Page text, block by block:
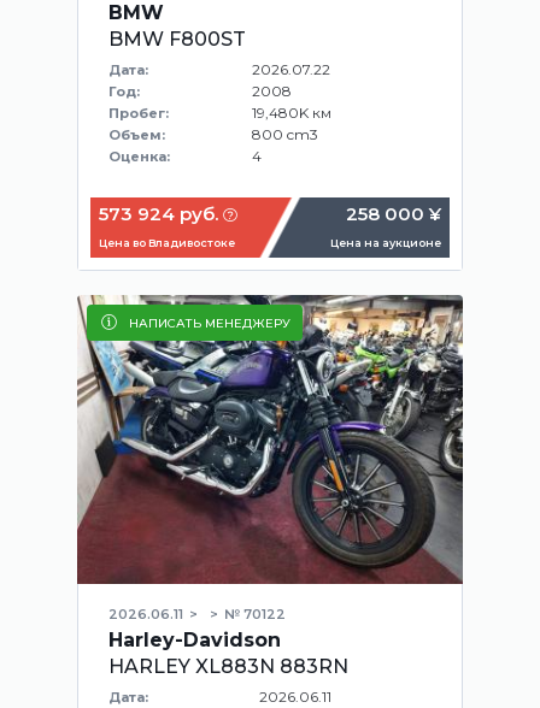
BMW
BMW F800ST
Дата: 2026.07.22
Год: 2008
Пробег: 19,480K км
Объем: 800 cm3
Оценка: 4
573 924 руб.
Цена во Владивостоке
258 000 ¥
Цена на аукционе
НАПИСАТЬ МЕНЕДЖЕРУ
2026.06.11 № 70122
Harley-Davidson
HARLEY XL883N 883RN
Дата: 2026.06.11